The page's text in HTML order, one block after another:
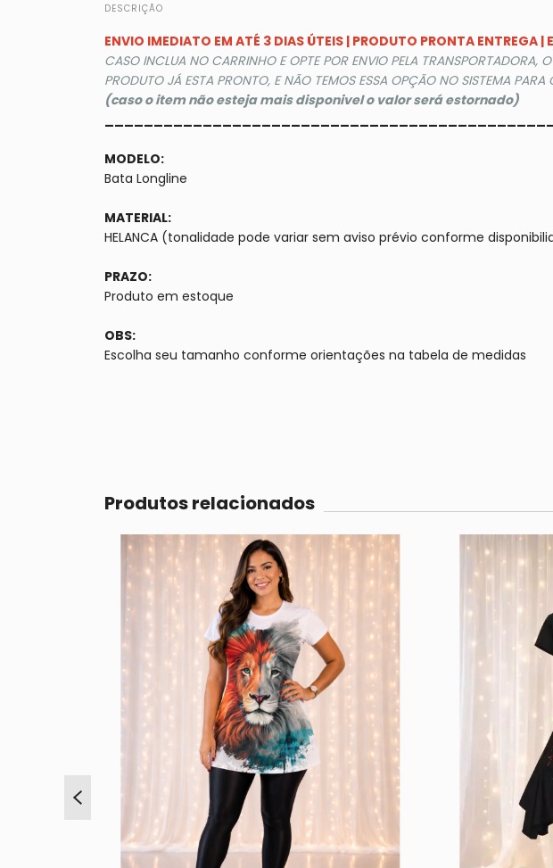
DESCRIÇÃO
ENVIO IMEDIATO EM ATÉ 3 DIAS ÚTEIS | PRODUTO PRONTA ENTREGA |
CASO INCLUA NO CARRINHO E OPTE POR ENVIO PELA
PRODUTO JÁ ESTA PRONTO, E NÃO TEMOS ESSA OPÇÃO NO SISTEMA
(caso o item não esteja mais disponivel o valor será estornado)
MODELO:
Bata Longline
MATERIAL:
HELANCA (tonalidade pode variar sem aviso prévio conforme
PRAZO:
Produto em estoque
OBS:
Escolha seu tamanho conforme orientações na tabela de medidas
Produtos relacionados